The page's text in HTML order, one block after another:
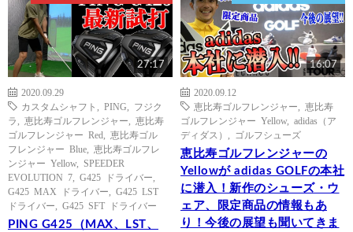
27:17
2020.09.29
カスタムシャフト
PING
フジク
ラ
恵比寿ゴルフレンジャー
恵比寿
ゴルフレンジャー Red
恵比寿ゴル
フレンジャー Blue
恵比寿ゴルフレ
ンジャー Yellow, SPEEDER
EVOLUTION 7
G425 ドライバー
G425 MAX ドライバー
G425 LST
ドライバー
G425 SFT ドライバー
PING G425（MAX、LST、
16:07
2020.09.12
恵比寿ゴルフレンジャー
恵比寿
ゴルフレンジャー Yellow, adidas（ア
ディダス）
ゴルフシューズ
恵比寿ゴルフレンジャーの
Yellowが adidas GOLFの本社
に潜入！新作のシューズ・ウ
ェア、限定商品の情報もあ
り！今後の展望も聞いてきま